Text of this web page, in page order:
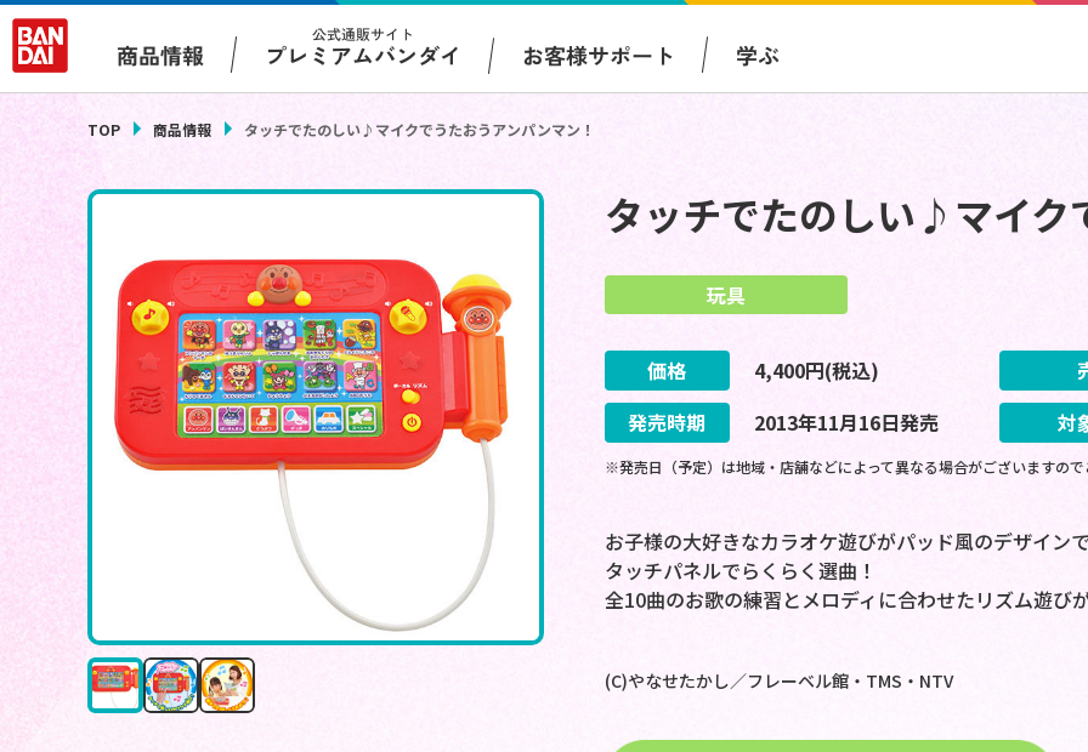
商品情報
公式通販サイト
プレミアムバンダイ お客様サポート 学ぶ
TOP 商品情報 タッチでたのしい♪マイクでうたおうアンパンマン！
タッチでたのしい♪マイク
玩具
価格 4,400円(税込)
発売時期
2013年11月16日発売 対
※発売日（予定）は地域・店舗などによって異なる場合がございますの
お子様の大好きなカラオケ遊びがパッド風のデザイン
タッチパネルでらくらく選曲！
全10曲のお歌の練習とメロディに合わせたリズム遊び
(C)やなせたかし／フレーベル館・TMS・NTV